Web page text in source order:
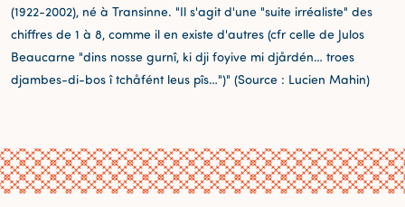
(1922-2002), né à Transinne. "Il s'agit d'une "suite irréaliste" des
chiffres de 1 à 8, comme il en existe d'autres (cfr celle de Julos
Beaucarne "dins nosse gurnî, ki dji foyive mi djårdén… troes
djambes-di-bos î tchåfént leus pîs…")" (Source : Lucien Mahin)